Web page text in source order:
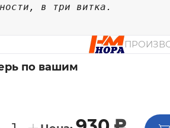
в три витка.
по вашим